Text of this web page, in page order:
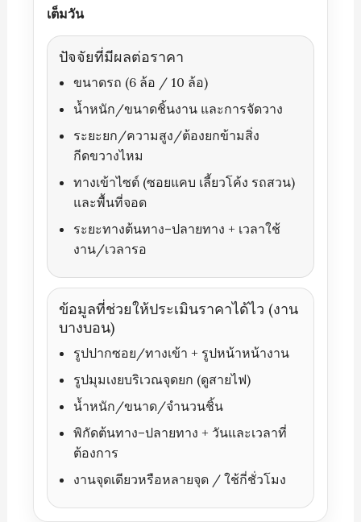
เต็มวัน
ปัจจัยที่มีผลต่อราคา
ขนาดรถ (6 ล้อ / 10 ล้อ)
น้ำหนัก/ขนาดชิ้นงาน และการจัดวาง
ระยะยก/ความสูง/ต้องยกข้ามสิ่ง
กีดขวางไหม
ทางเข้าไซต์ (ซอยแคบ เลี้ยวโค้ง รถสวน)
และพื้นที่จอด
ระยะทางต้นทาง–ปลายทาง + เวลาใช้
งาน/เวลารอ
ข้อมูลที่ช่วยให้ประเมินราคาได้ไว (งาน
บางบอน)
รูปปากซอย/ทางเข้า + รูปหน้าหน้างาน
รูปมุมเงยบริเวณจุดยก (ดูสายไฟ)
น้ำหนัก/ขนาด/จำนวนชิ้น
พิกัดต้นทาง–ปลายทาง + วันและเวลาที่
ต้องการ
งานจุดเดียวหรือหลายจุด / ใช้กี่ชั่วโมง